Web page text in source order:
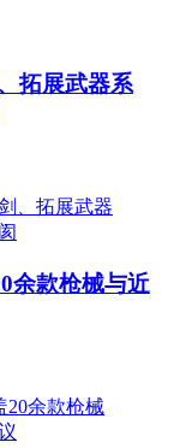
拓展武器系
余款枪械与近